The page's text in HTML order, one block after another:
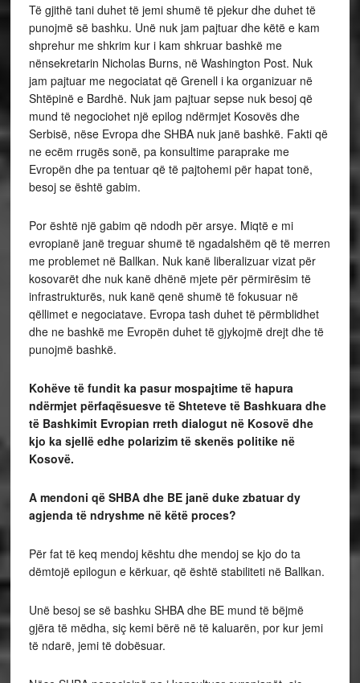
Të gjithë tani duhet të jemi shumë të pjekur dhe duhet të
punojmë së bashku. Unë nuk jam pajtuar dhe këtë e kam
shprehur me shkrim kur i kam shkruar bashkë me
nënsekretarin Nicholas Burns, në Washington Post. Nuk
jam pajtuar me negociatat që Grenell i ka organizuar në
Shtëpinë e Bardhë. Nuk jam pajtuar sepse nuk besoj që
mund të negociohet një epilog ndërmjet Kosovës dhe
Serbisë, nëse Evropa dhe SHBA nuk janë bashkë. Fakti që
ne ecëm rrugës sonë, pa konsultime paraprake me
Evropën dhe pa tentuar që të pajtohemi për hapat tonë,
besoj se është gabim.
Por është një gabim që ndodh për arsye. Miqtë e mi
evropianë janë treguar shumë të ngadalshëm që të merren
me problemet në Ballkan. Nuk kanë liberalizuar vizat për
kosovarët dhe nuk kanë dhënë mjete për përmirësim të
infrastrukturës, nuk kanë qenë shumë të fokusuar në
qëllimet e negociatave. Evropa tash duhet të përmblidhet
dhe ne bashkë me Evropën duhet të gjykojmë drejt dhe të
punojmë bashkë.
Kohëve të fundit ka pasur mospajtime të hapura
ndërmjet përfaqësuesve të Shteteve të Bashkuara dhe
të Bashkimit Evropian rreth dialogut në Kosovë dhe
kjo ka sjellë edhe polarizim të skenës politike në
Kosovë.
A mendoni që SHBA dhe BE janë duke zbatuar dy
agjenda të ndryshme në këtë proces?
Për fat të keq mendoj kështu dhe mendoj se kjo do ta
dëmtojë epilogun e kërkuar, që është stabiliteti në Ballkan.
Unë besoj se së bashku SHBA dhe BE mund të bëjmë
gjëra të mëdha, siç kemi bërë në të kaluarën, por kur jemi
të ndarë, jemi të dobësuar.